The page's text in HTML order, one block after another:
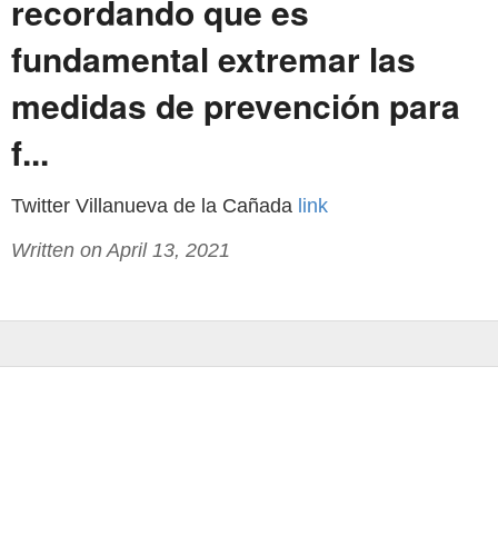
recordando que es
fundamental extremar las
medidas de prevención para
f...
Twitter Villanueva de la Cañada link
Written on April 13, 2021